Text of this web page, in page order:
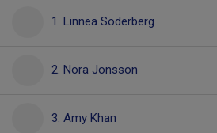
1. Linnea Söderberg
2. Nora Jonsson
3. Amy Khan